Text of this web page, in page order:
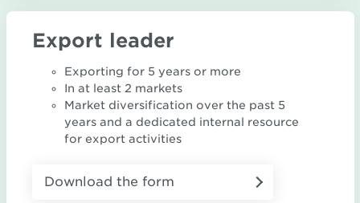
Export leader
Exporting for 5 years or more
In at least 2 markets
Market diversification over the past 5
years and a dedicated internal resource
for export activities
Download the form